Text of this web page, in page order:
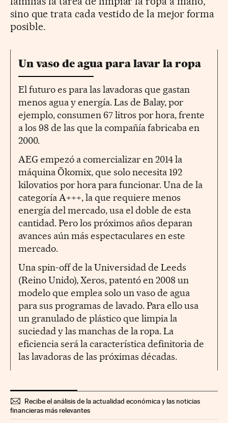
sino que trata cada vestido de la mejor forma
posible.
Un vaso de agua para lavar la ropa
El futuro es para las lavadoras que gastan
menos agua y energía. Las de Balay, por
ejemplo, consumen 67 litros por hora, frente
a los 98 de las que la compañía fabricaba en
2000.
AEG empezó a comercializar en 2014 la
máquina Ökomix, que solo necesita 192
kilovatios por hora para funcionar. Una de la
categoría A+++, la que requiere menos
energía del mercado, usa el doble de esta
cantidad. Pero los próximos años deparan
avances aún más espectaculares en este
mercado.
Una spin-off de la Universidad de Leeds
(Reino Unido), Xeros, patentó en 2008 un
modelo que emplea solo un vaso de agua
para sus programas de lavado. Para ello usa
un granulado de plástico que limpia la
suciedad y las manchas de la ropa. La
eficiencia será la característica definitoria de
las lavadoras de las próximas décadas.
Recibe el análisis de la actualidad económica y las noticias
financieras más relevantes